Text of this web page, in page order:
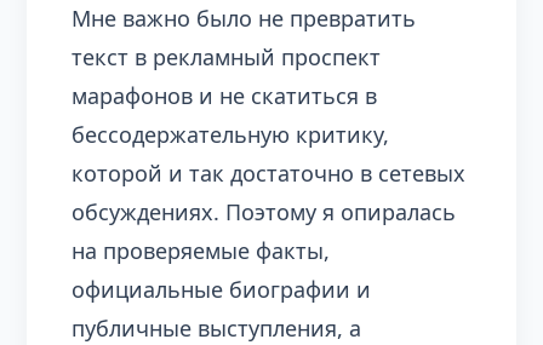
Мне важно было не превратить
текст в рекламный проспект
марафонов и не скатиться в
бессодержательную критику,
которой и так достаточно в сетевых
обсуждениях. Поэтому я опиралась
на проверяемые факты,
официальные биографии и
публичные выступления, а